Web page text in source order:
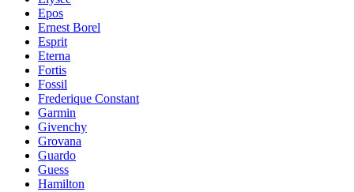
Epos
Ernest Borel
Esprit
Eterna
Fortis
Fossil
Frederique Constant
Garmin
Givenchy
Grovana
Guardo
Guess
Hamilton